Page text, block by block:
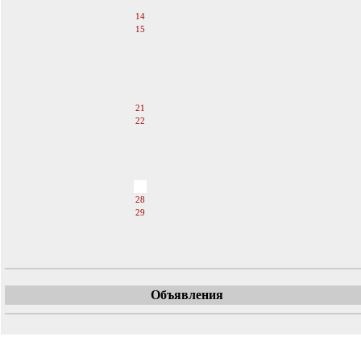
14
15
21
22
28
29
Объявления